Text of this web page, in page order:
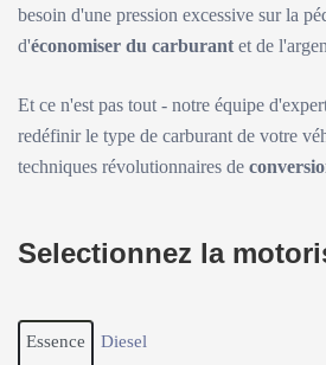
besoin d'une pression excessive sur la
d'économiser du carburant et de
Et ce n'est pas tout - notre équipe
redéfinir le type de carburant de votre
techniques révolutionnaires de
Selectionnez la
Essence Diesel